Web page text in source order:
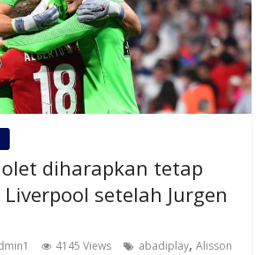
diharapkan tetap
setelah Jurgen
4145 Views abadiplay,Alisson